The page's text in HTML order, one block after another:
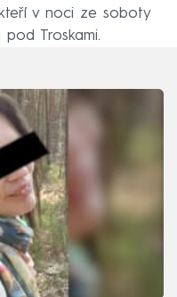
v noci ze soboty
pod Troskami.